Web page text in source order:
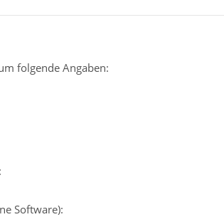
folgende Angaben:
Software):